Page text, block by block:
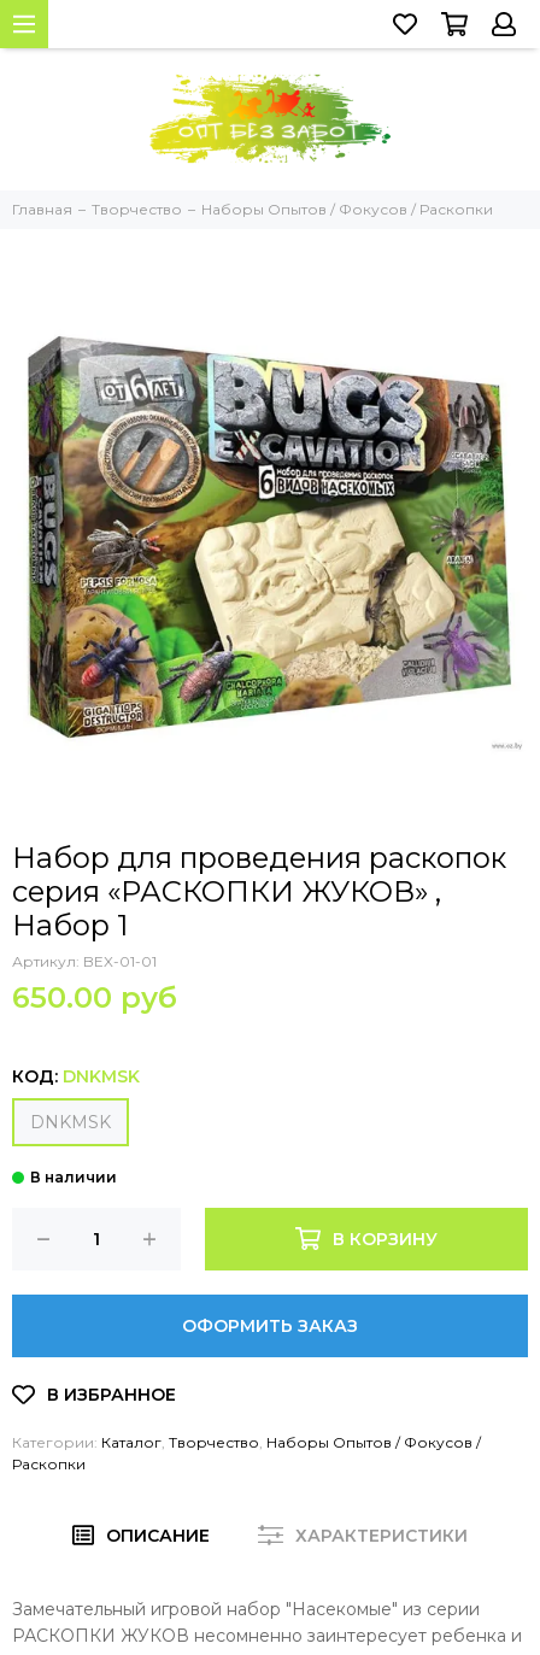
Главная Творчество Наборы Опытов / Фокусов / Раскопки
Набор для проведения раскопок
серия «РАСКОПКИ ЖУКОВ» ,
Набор 1
Артикул: BEX-01-01
650.00 руб
КОД: DNKMSK
DNKMSK
В КОРЗИНУ
ОФОРМИТЬ ЗАКАЗ
Категории: Каталог Творчество Наборы Опытов / Фокусов /
Раскопки
ОПИСАНИЕ ХАРАКТЕРИСТИКИ
Замечательный игровой набор "Насекомые" из серии
РАСКОПКИ ЖУКОВ несомненно заинтересует ребенка и